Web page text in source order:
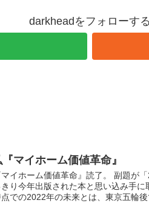
darkheadをフォローする
マイホーム価値革命』
イホーム価値革命』読了。 副題が
り今年出版された本と思い込み手
での2022年の未来とは、東京五輪